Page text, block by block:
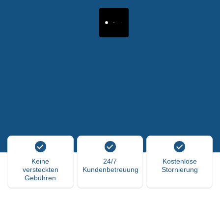
Keine
versteckten
Gebühren
24/7
Kundenbetreuung
Kostenlose
Stornierung